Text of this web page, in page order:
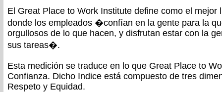
El Great Place to Work Institute define como el mejor
donde los empleados �confían en la gente para la
orgullosos de lo que hacen, y disfrutan estar con la
sus tareas�.
Esta medición se traduce en lo que Great Place to
Confianza. Dicho Indice está compuesto de tres
Respeto y Equidad.